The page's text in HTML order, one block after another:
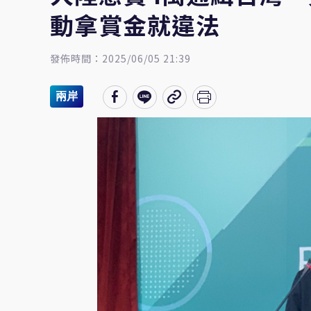
動拿賞金就違法
發佈時間：2025/06/05 21:39
兩岸